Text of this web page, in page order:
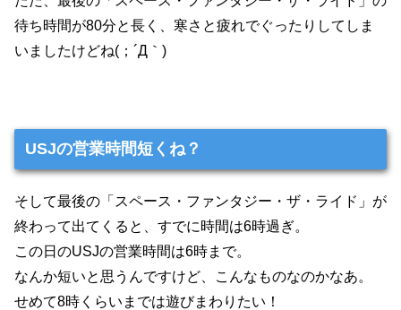
待ち時間が80分と長く、寒さと疲れでぐったりしてしま
いましたけどね(；´Д｀)
USJの営業時間短くね？
そして最後の「スペース・ファンタジー・ザ・ライド」が
終わって出てくると、すでに時間は6時過ぎ。
この日のUSJの営業時間は6時まで。
なんか短いと思うんですけど、こんなものなのかなあ。
せめて8時くらいまでは遊びまわりたい！